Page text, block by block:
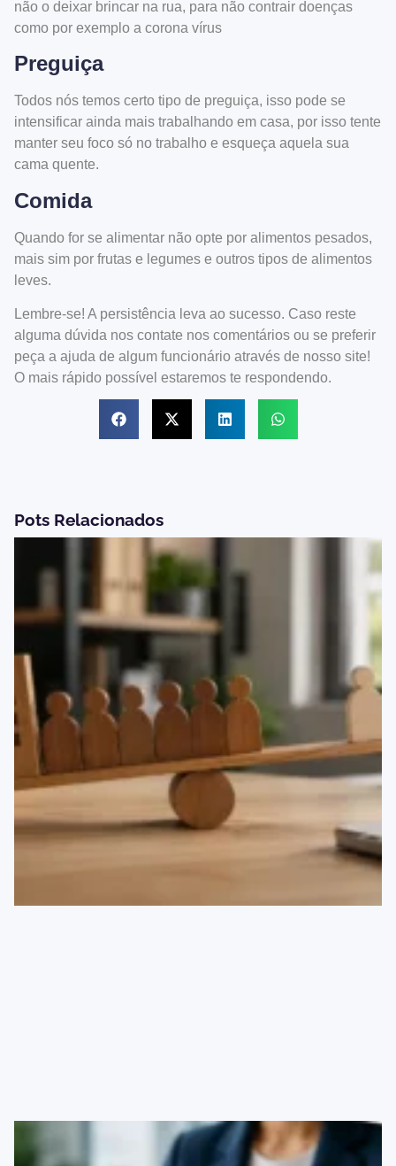
não o deixar brincar na rua, para não contrair doenças
como por exemplo a corona vírus
Preguiça
Todos nós temos certo tipo de preguiça, isso pode se
intensificar ainda mais trabalhando em casa, por isso tente
manter seu foco só no trabalho e esqueça aquela sua
cama quente.
Comida
Quando for se alimentar não opte por alimentos pesados,
mais sim por frutas e legumes e outros tipos de alimentos
leves.
Lembre-se! A persistência leva ao sucesso. Caso reste
alguma dúvida nos contate nos comentários ou se preferir
peça a ajuda de algum funcionário através de nosso site!
O mais rápido possível estaremos te respondendo.
Pots Relacionados